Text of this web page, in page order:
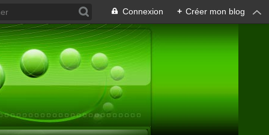
Connexion + Créer mon blog